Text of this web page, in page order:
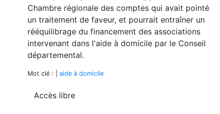
Chambre régionale des comptes qui avait pointé
un traitement de faveur, et pourrait entraîner un
rééquilibrage du financement des associations
intervenant dans l'aide à domicile par le Conseil
départemental.
Mot clé : | aide à domicile
Accès libre